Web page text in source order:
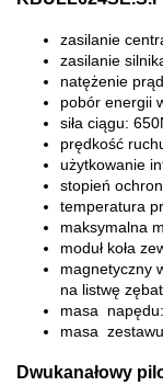
zasilanie
zasilanie
natężenie
pobór energii
siła ciągu:
prędkość
użytkowanie
stopień
temperatura
maksymalna
moduł koła
magnetyczny
na listwę
masa
masa
Dwukanałowy